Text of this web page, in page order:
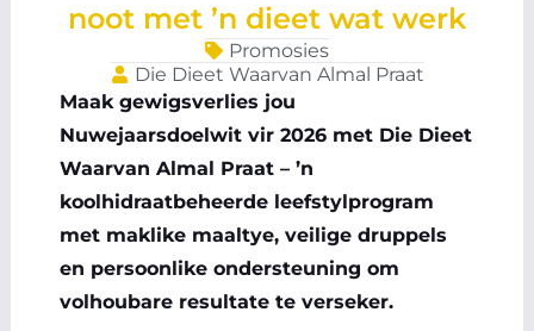
noot met ’n dieet wat werk
Promosies
Die Dieet Waarvan Almal Praat
Maak gewigsverlies jou
Nuwejaarsdoelwit vir 2026 met Die Dieet
Waarvan Almal Praat – ’n
koolhidraatbeheerde leefstylprogram
met maklike maaltye, veilige druppels
en persoonlike ondersteuning om
volhoubare resultate te verseker.